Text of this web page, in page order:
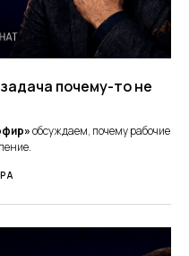
почему-то не
обсуждаем, почему рабочие